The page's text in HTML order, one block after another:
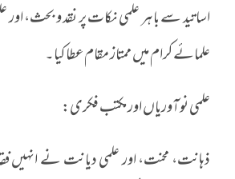
اساتید سے باہر علمی نکات پر نقد و بحث،
علمائے کرام میں ممتاز مقام عطا کیا۔
علمی نوآوریاں اور مکتب فکری:
ذہانت، محنت، اور علمی دیانت نے انہیں